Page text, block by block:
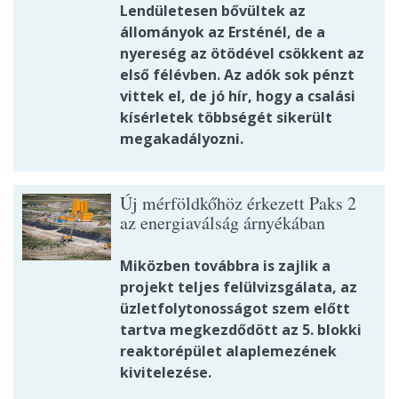
Lendületesen bővültek az
állományok az Ersténél, de a
nyereség az ötödével csökkent az
első félévben. Az adók sok pénzt
vittek el, de jó hír, hogy a csalási
kísérletek többségét sikerült
megakadályozni.
Új mérföldkőhöz érkezett Paks 2
az energiaválság árnyékában
Miközben továbbra is zajlik a
projekt teljes felülvizsgálata, az
üzletfolytonosságot szem előtt
tartva megkezdődött az 5. blokki
reaktorépület alaplemezének
kivitelezése.